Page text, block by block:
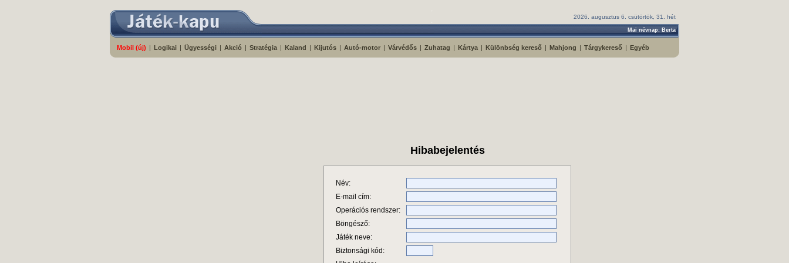
2026. augusztus 6. csütörtök, 31. hét
Mai névnap: Berta
Mobil (új) | Logikai | Ügyességi | Akció | Stratégia | Kaland | Kijutós | Autó-motor | Várvédős | Zuhatag | Kártya | Különbség kereső | Mahjong | Tárgykereső | Egyéb
Hibabejelentés
Név:
E-mail cím:
Operációs rendszer:
Böngésző:
Játék neve:
Biztonsági kód: